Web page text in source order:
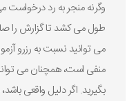
طول می کشد تا گزارش را
می توانید نسبت به رزرو
منفی است، همچنان می
بگیرید. اگر دلیل واقعی